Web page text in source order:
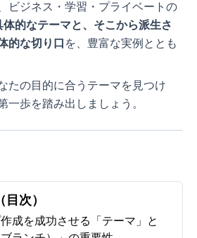
ビジネス・学習・プライベートの
体的なテーマと、そこから派生さ
的な切り口 を、豊富な実例ととも
たの目的に合うテーマを見つけ
一歩を踏み出しましょう。
次）
成を成功させる「テーマ」と